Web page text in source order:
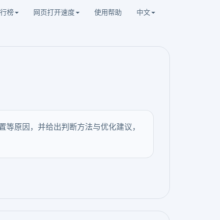
榜 网页打开速度 使用帮助 中文
原因，并给出判断方法与优化建议，